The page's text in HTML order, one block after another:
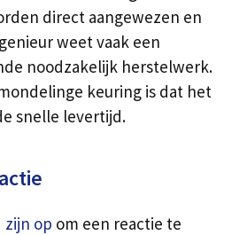
direct aangewezen en
weet vaak een
noodzakelijk herstelwerk.
keuring is dat het
snelle levertijd.
zijn op om een reactie te